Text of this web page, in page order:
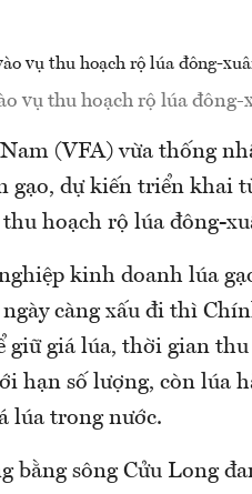
vụ thu hoạch rộ lúa đông-
(VFA) vừa thống
dự kiến triển khai
hoạch rộ lúa đông-
kinh doanh lúa
càng xấu đi thì
giữ giá lúa, thời gian
hạn số lượng, còn lúa
lúa trong nước.
bằng sông Cửu Long